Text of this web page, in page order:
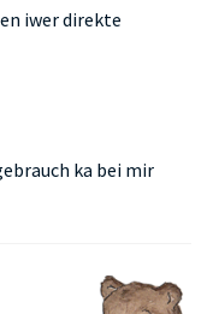
iwer direkte
ka bei mir